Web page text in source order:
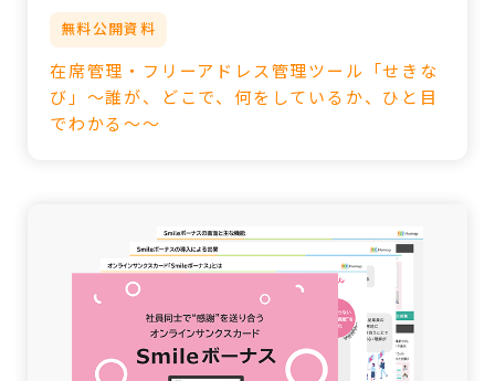
無料公開資料
在席管理・フリーアドレス管理ツール「せきな
び」～誰が、どこで、何をしているか、ひと目
でわかる～～